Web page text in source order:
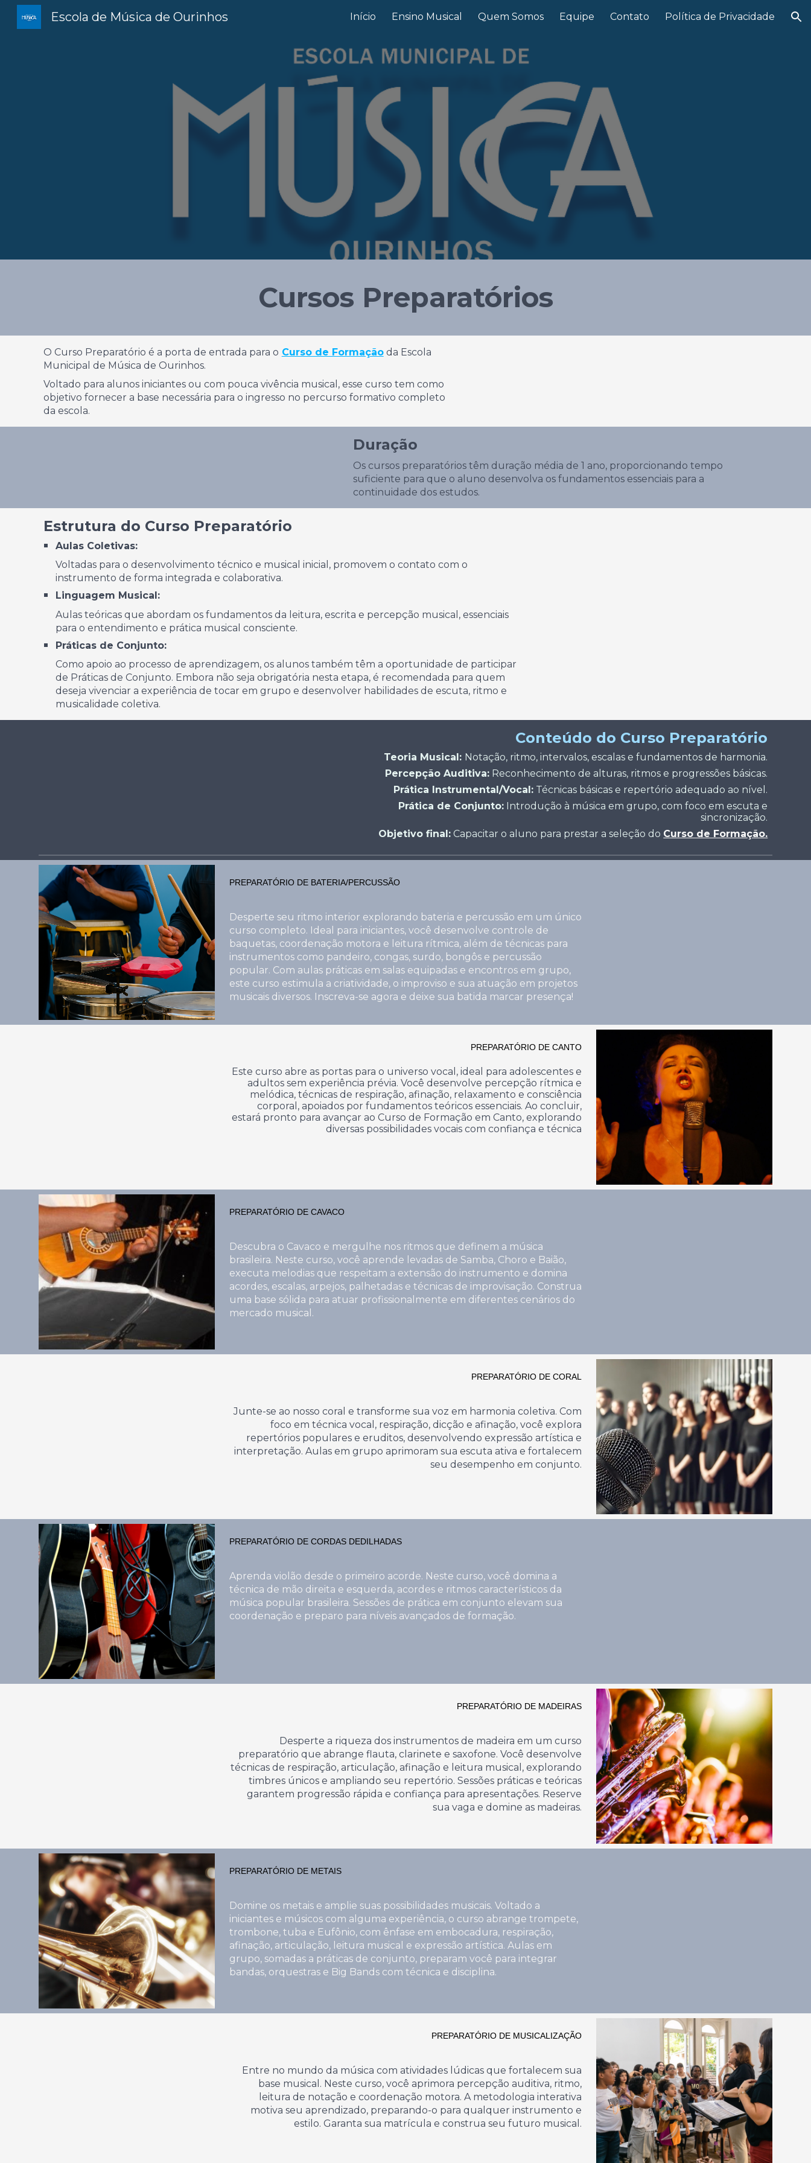
Skip to navigation
Escola de Música de Ourinhos Início Ensino Musical Quem Somos Equipe Contato Política de Privacidade
Cursos Preparatórios
O Curso Preparatório é a porta de entrada para o Curso de Formaçãoda Escola
Municipal de Música de Ourinhos.
Voltado para alunos iniciantes ou com pouca vivência musical, esse curso tem como
objetivo fornecer a base necessária para o ingresso no percurso formativo completo
da escola.
Duração
Os cursos preparatórios têm duração média de 1 ano, proporcionando tempo
suficiente para que o aluno desenvolva os fundamentos essenciais para a
continuidade dos estudos.
Estrutura do Curso Preparatório
Aulas Coletivas:
Voltadas para o desenvolvimento técnico e musical inicial, promovem o contato com o
instrumento de forma integrada e colaborativa.
Linguagem Musical:
Aulas teóricas que abordam os fundamentos da leitura, escrita e percepção musical, essenciais
para o entendimento e prática musical consciente.
Práticas de Conjunto:
Como apoio ao processo de aprendizagem, os alunos também têm a oportunidade de participar
de Práticas de Conjunto. Embora não seja obrigatória nesta etapa, é recomendada para quem
deseja vivenciar a experiência de tocar em grupo e desenvolver habilidades de escuta, ritmo e
musicalidade coletiva.
Conteúdo do Curso Preparatório
Teoria Musical: Notação, ritmo, intervalos, escalas e fundamentos de harmonia.
Percepção Auditiva: Reconhecimento de alturas, ritmos e progressões básicas.
Prática Instrumental/Vocal: Técnicas básicas e repertório adequado ao nível.
Prática de Conjunto: Introdução à música em grupo, com foco em escuta e
sincronização.
Objetivo final: Capacitar o aluno para prestar a seleção do Curso de Formação.
PREPARATÓRIO DE BATERIA/PERCUSSÃO
Desperte seu ritmo interior explorando bateria e percussão em um único
curso completo. Ideal para iniciantes, você desenvolve controle de
baquetas, coordenação motora e leitura rítmica, além de técnicas para
instrumentos como pandeiro, congas, surdo, bongôs e percussão
popular. Com aulas práticas em salas equipadas e encontros em grupo,
este curso estimula a criatividade, o improviso e sua atuação em projetos
musicais diversos. Inscreva-se agora e deixe sua batida marcar presença!
PREPARATÓRIO DE CANTO
Este curso abre as portas para o universo vocal, ideal para adolescentes e
adultos sem experiência prévia. Você desenvolve percepção rítmica e
melódica, técnicas de respiração, afinação, relaxamento e consciência
corporal, apoiados por fundamentos teóricos essenciais. Ao concluir,
estará pronto para avançar ao Curso de Formação em Canto, explorando
diversas possibilidades vocais com confiança e técnica
PREPARATÓRIO DE CAVACO
Descubra o Cavaco e mergulhe nos ritmos que definem a música
brasileira. Neste curso, você aprende levadas de Samba, Choro e Baião,
executa melodias que respeitam a extensão do instrumento e domina
acordes, escalas, arpejos, palhetadas e técnicas de improvisação. Construa
uma base sólida para atuar profissionalmente em diferentes cenários do
mercado musical.
PREPARATÓRIO DE CORAL
Junte-se ao nosso coral e transforme sua voz em harmonia coletiva. Com
foco em técnica vocal, respiração, dicção e afinação, você explora
repertórios populares e eruditos, desenvolvendo expressão artística e
interpretação. Aulas em grupo aprimoram sua escuta ativa e fortalecem
seu desempenho em conjunto.
PREPARATÓRIO DE CORDAS DEDILHADAS
Aprenda violão desde o primeiro acorde. Neste curso, você domina a
técnica de mão direita e esquerda, acordes e ritmos característicos da
música popular brasileira. Sessões de prática em conjunto elevam sua
coordenação e preparo para níveis avançados de formação.
PREPARATÓRIO DE MADEIRAS
Desperte a riqueza dos instrumentos de madeira em um curso
preparatório que abrange flauta, clarinete e saxofone. Você desenvolve
técnicas de respiração, articulação, afinação e leitura musical, explorando
timbres únicos e ampliando seu repertório. Sessões práticas e teóricas
garantem progressão rápida e confiança para apresentações. Reserve
sua vaga e domine as madeiras.
PREPARATÓRIO DE METAIS
Domine os metais e amplie suas possibilidades musicais. Voltado a
iniciantes e músicos com alguma experiência, o curso abrange trompete,
trombone, tuba e Eufônio, com ênfase em embocadura, respiração,
afinação, articulação, leitura musical e expressão artística. Aulas em
grupo, somadas a práticas de conjunto, preparam você para integrar
bandas, orquestras e Big Bands com técnica e disciplina.
PREPARATÓRIO DE MUSICALIZAÇÃO
Entre no mundo da música com atividades lúdicas que fortalecem sua
base musical. Neste curso, você aprimora percepção auditiva, ritmo,
leitura de notação e coordenação motora. A metodologia interativa
motiva seu aprendizado, preparando-o para qualquer instrumento e
estilo. Garanta sua matrícula e construa seu futuro musical.